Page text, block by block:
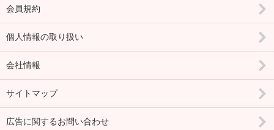
会員規約
個人情報の取り扱い
会社情報
サイトマップ
広告に関するお問い合わせ